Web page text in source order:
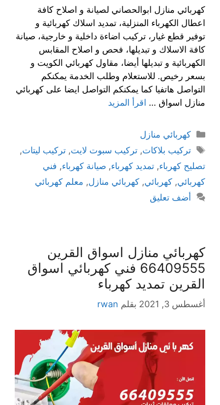
كهربائي منازل ابوالحصاني لصيانة و اصلاح كافة
اعطال الكهرباء المنزلية، تمديد اسلاك كهربائية و
توفير قطع غيار، تركيب اضاءة داخلية و خارجية، صيانة
كافة الاسلاك و تبديلها، فحص و اصلاح المقابس
الكهربائية و تبديلها أيضا، مقاول كهربائي الكويت و
بسعر رخيص. للاستعلام وطلب الخدمة يمكنكم
التواصل هاتفيا كما يمكنكم التواصل ايضا على كهربائي
منازل اسواق … اقرأ المزيد
كهربائي منازل
تركيب بلاكات, تركيب سبوت لايت, تركيب ليتات,
تصليح كهرباء, تمديد كهرباء, صيانة كهرباء, فني
كهربائي, كهربائي, كهربائي منازل, معلم كهربائي
أضف تعليق
كهربائي منازل اسواق القرين
66409555 فني كهربائي اسواق
القرين تمديد كهرباء
أغسطس 3, 2021 بقلم rwan